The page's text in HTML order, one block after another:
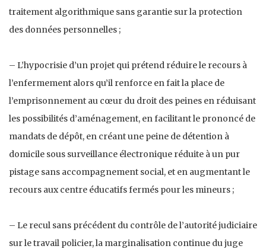
traitement algorithmique sans garantie sur la protection
des données personnelles ;
– L’hypocrisie d’un projet qui prétend réduire le recours à
l’enfermement alors qu’il renforce en fait la place de
l’emprisonnement au cœur du droit des peines en réduisant
les possibilités d’aménagement, en facilitant le prononcé de
mandats de dépôt, en créant une peine de détention à
domicile sous surveillance électronique réduite à un pur
pistage sans accompagnement social, et en augmentant le
recours aux centre éducatifs fermés pour les mineurs ;
– Le recul sans précédent du contrôle de l’autorité judiciaire
sur le travail policier, la marginalisation continue du juge